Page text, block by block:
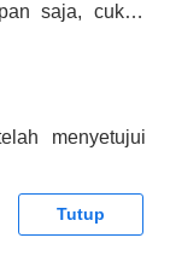
saja, cukup
live chat
persyaratan
kamu bisa cek
pihak
menyetujui
Tutup